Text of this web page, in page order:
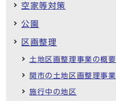
空家等対策
公園
区画整理
土地区画整理事業の概要
関市の土地区画整理事業
施行中の地区